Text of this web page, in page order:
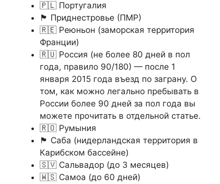
🇵🇱 Португалия
🏴󠁭󠁤󠁳󠁮󠁿 Приднестровье (ПМР)
🇷🇪 Реюньон (заморская территория
Франции)
🇷🇺 Россия (не более 80 дней в пол
года, правило 90/180) — после 1
января 2015 года въезд по заграну. О
том, как можно легально пребывать в
России более 90 дней за пол года вы
можете прочитать в отдельной статье.
🇷🇴 Румыния
🏴󠁮󠁬󠁢󠁱󠀲󠁿 Саба (нидерландская территория в
Карибском бассейне)
🇸🇻 Сальвадор (до 3 месяцев)
🇼🇸 Самоа (до 60 дней)